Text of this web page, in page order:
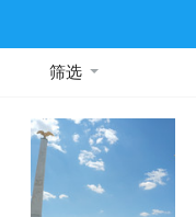
筛选